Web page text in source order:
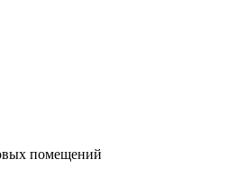
помещений